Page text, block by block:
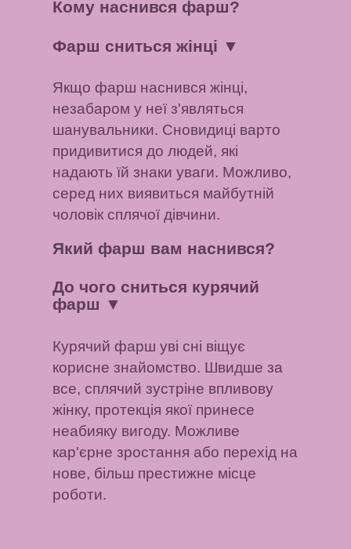
Кому наснився фарш?
Фарш сниться жінці ▼
Якщо фарш наснився жінці,
незабаром у неї з'являться
шанувальники. Сновидиці варто
придивитися до людей, які
надають їй знаки уваги. Можливо,
серед них виявиться майбутній
чоловік сплячої дівчини.
Який фарш вам наснився?
До чого сниться курячий
фарш ▼
Курячий фарш уві сні віщує
корисне знайомство. Швидше за
все, сплячий зустріне впливову
жінку, протекція якої принесе
неабияку вигоду. Можливе
кар'єрне зростання або перехід на
нове, більш престижне місце
роботи.